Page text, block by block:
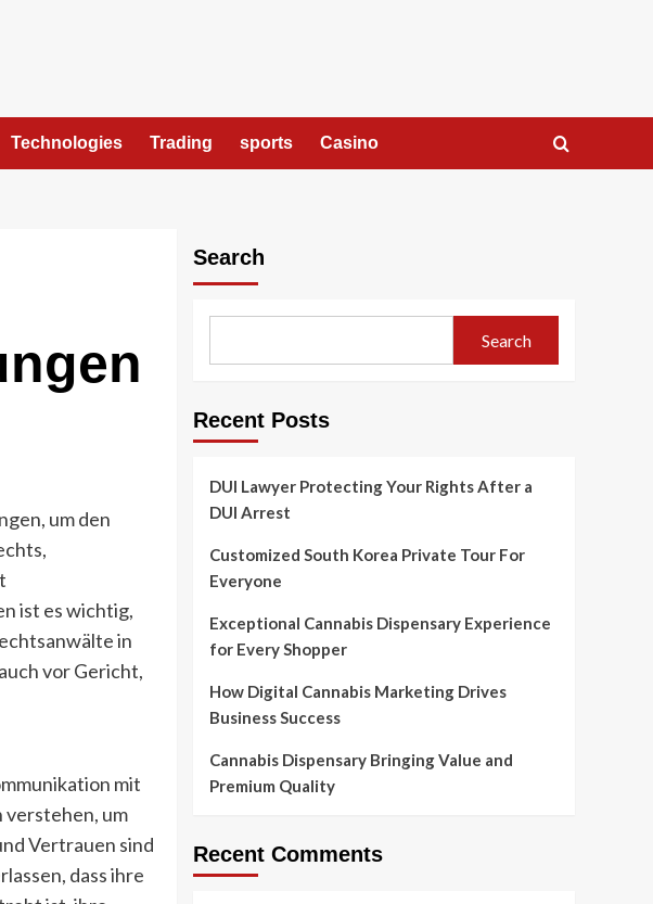
Technologies Trading sports Casino
um den
ist es wichtig,
in
vor Gericht,
mit
verstehen, um
Vertrauen sind
dass ihre
Search
Search
Recent Posts
DUI Lawyer Protecting Your Rights After a
DUI Arrest
Customized South Korea Private Tour For
Everyone
Exceptional Cannabis Dispensary Experience
for Every Shopper
How Digital Cannabis Marketing Drives
Business Success
Cannabis Dispensary Bringing Value and
Premium Quality
Recent Comments